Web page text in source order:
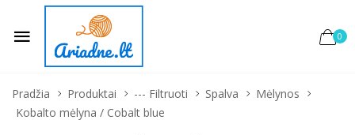
0
Pradžia Produktai --- Filtruoti Spalva
Mėlynos
Kobalto mėlyna / Cobalt blue